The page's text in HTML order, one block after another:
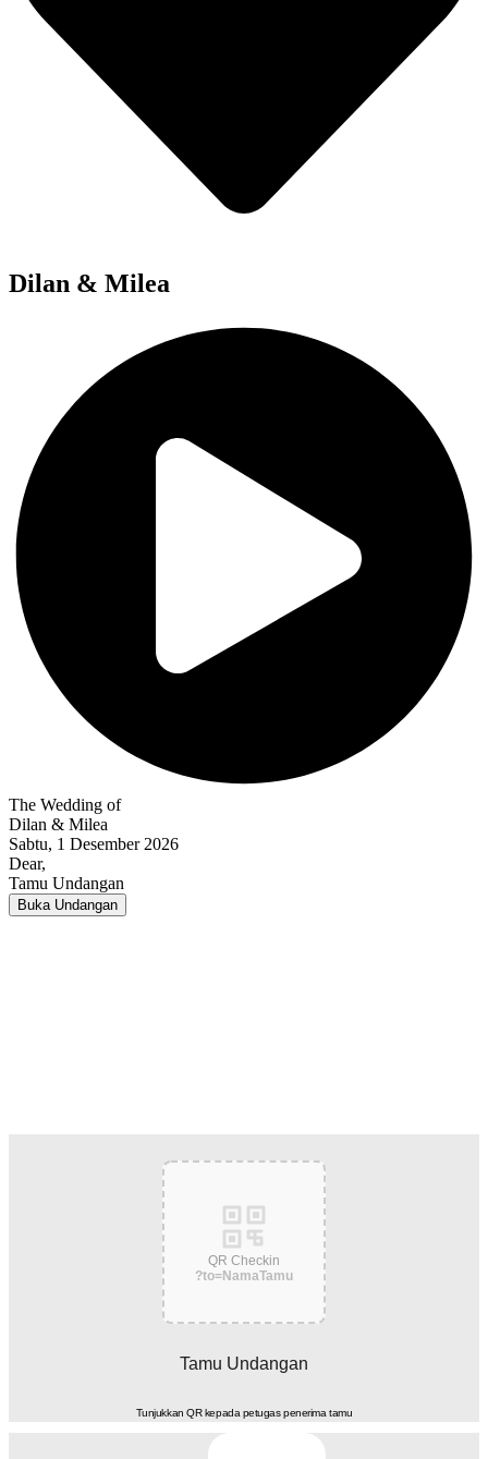
Dilan & Milea
The Wedding of
Dilan & Milea
Sabtu, 1 Desember 2026
Dear,
Tamu Undangan
Buka Undangan
QR Checkin
?to=NamaTamu
Tamu Undangan
Tunjukkan QR kepada petugas penerima tamu